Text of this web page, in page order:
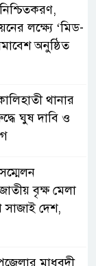
নিশ্চিতকরণ,
লক্ষ্যে ‘মিড-
অনুষ্ঠিত
থানার
ঘুষ দাবি ও
বৃক্ষ মেলা
দেশ,
মাধবদী